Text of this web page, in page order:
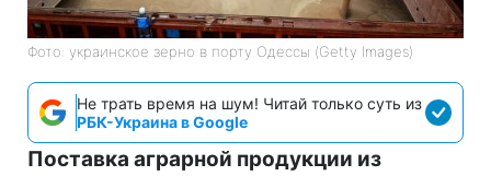
Фото: украинское зерно в порту Одессы (Getty Images)
Не трать время на шум! Читай только суть из
РБК-Украина в Google
Поставка аграрной продукции из